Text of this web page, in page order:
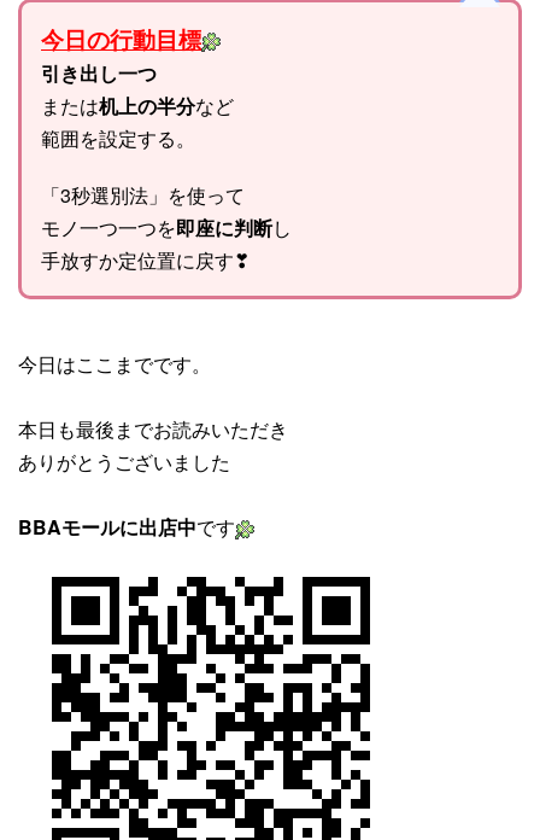
今日の行動目標
引き出し一つ
または机上の半分など
範囲を設定する。
「3秒選別法」を使って
モノ一つ一つを即座に判断し
手放すか定位置に戻す❣
今日はここまでです。
本日も最後までお読みいただき
ありがとうございました
BBAモールに出店中です